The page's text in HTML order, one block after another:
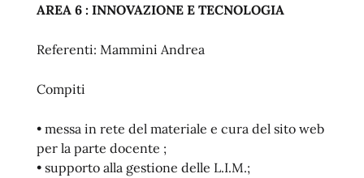
AREA 6 : INNOVAZIONE E TECNOLOGIA
Referenti: Mammini Andrea
Compiti
• messa in rete del materiale e cura del sito web
per la parte docente ;
• supporto alla gestione delle L.I.M.;